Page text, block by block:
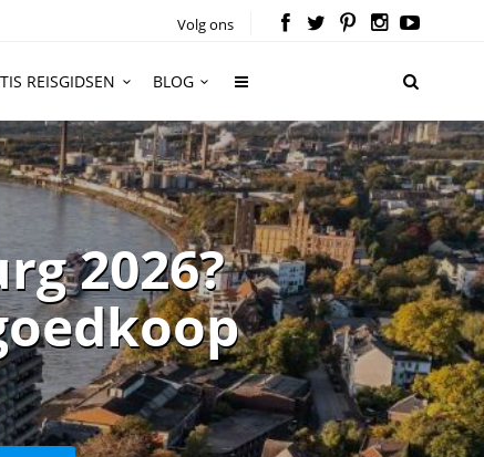
Volg ons
REISGIDSEN BLOG
2026?